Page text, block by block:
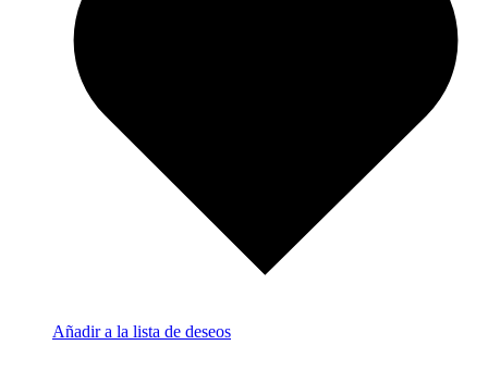
Añadir a la lista de deseos